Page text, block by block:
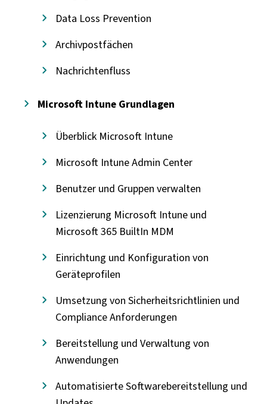
Data Loss Prevention
Archivpostfächen
Nachrichtenfluss
Microsoft Intune Grundlagen
Überblick Microsoft Intune
Microsoft Intune Admin Center
Benutzer und Gruppen verwalten
Lizenzierung Microsoft Intune und
Microsoft 365 BuiltIn MDM
Einrichtung und Konfiguration von
Geräteprofilen
Umsetzung von Sicherheitsrichtlinien und
Compliance Anforderungen
Bereitstellung und Verwaltung von
Anwendungen
Automatisierte Softwarebereitstellung und